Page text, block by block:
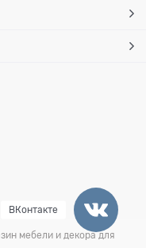
мебели и декора для
ВКонтакте